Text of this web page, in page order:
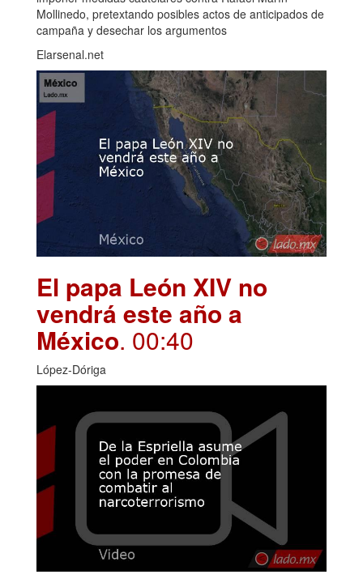
Mollinedo, pretextando posibles actos de anticipados de
campaña y desechar los argumentos
Elarsenal.net
El papa León XIV no
vendrá este año a
México. 00:40
López-Dóriga